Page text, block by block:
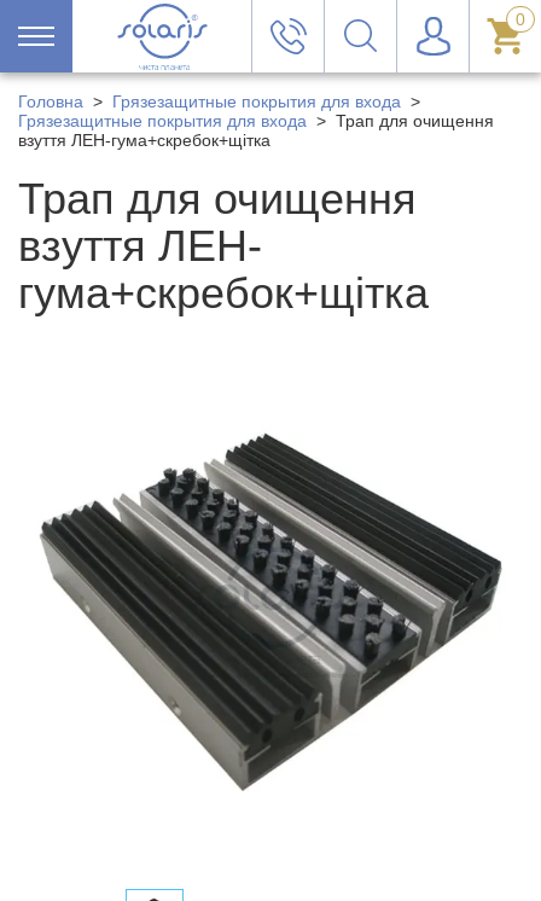
0
Головна > Грязезащитные покрытия для входа >
Грязезащитные покрытия для входа > Трап для очищення
взуття ЛЕН-гума+скребок+щітка
Трап для очищення
взуття ЛЕН-
гума+скребок+щітка